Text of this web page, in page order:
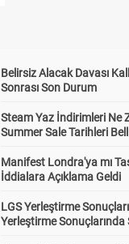
Belirsiz Alacak Davası
Sonrası Son Durum
Steam Yaz İndirimleri Ne
Summer Sale Tarihleri
Manifest Londra'ya mı
İddialara Açıklama Geldi
LGS Yerleştirme
Yerleştirme Sonuçlarında